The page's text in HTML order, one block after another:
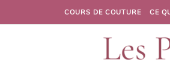
COURS DE COUTURE CE